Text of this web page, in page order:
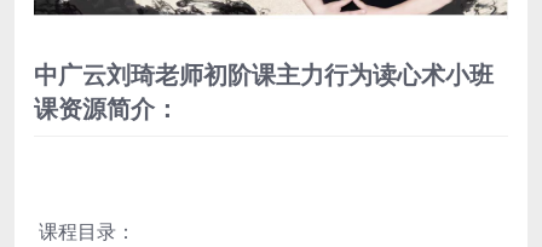
中广云刘琦老师初阶课主力行为读心术小班
课资源简介：
课程目录：